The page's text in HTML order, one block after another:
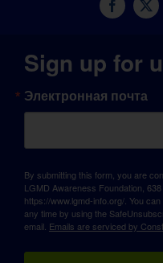
Sign up for
Электронная почта
By submitting this form, you are
LGMD Awareness Foundation,
https://www.lgmd-info.org/. You
any time by using the
email. Emails are serviced by